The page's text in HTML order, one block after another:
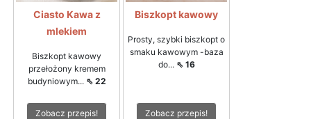
Ciasto Kawa z
mlekiem
Biszkopt kawowy
przełożony kremem
budyniowym... ⇖ 22
Zobacz przepis!
Biszkopt kawowy
Prosty, szybki biszkopt o
smaku kawowym -baza
do... ⇖ 16
Zobacz przepis!